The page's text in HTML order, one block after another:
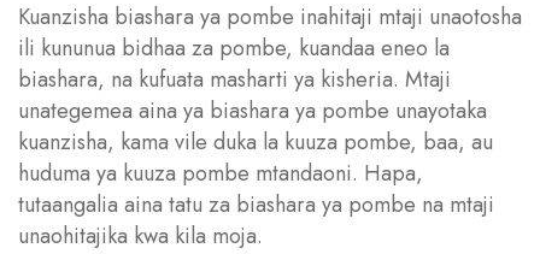
Kuanzisha biashara ya pombe inahitaji mtaji unaotosha
ili kununua bidhaa za pombe, kuandaa eneo la
biashara, na kufuata masharti ya kisheria. Mtaji
unategemea aina ya biashara ya pombe unayotaka
kuanzisha, kama vile duka la kuuza pombe, baa, au
huduma ya kuuza pombe mtandaoni. Hapa,
tutaangalia aina tatu za biashara ya pombe na mtaji
unaohitajika kwa kila moja.